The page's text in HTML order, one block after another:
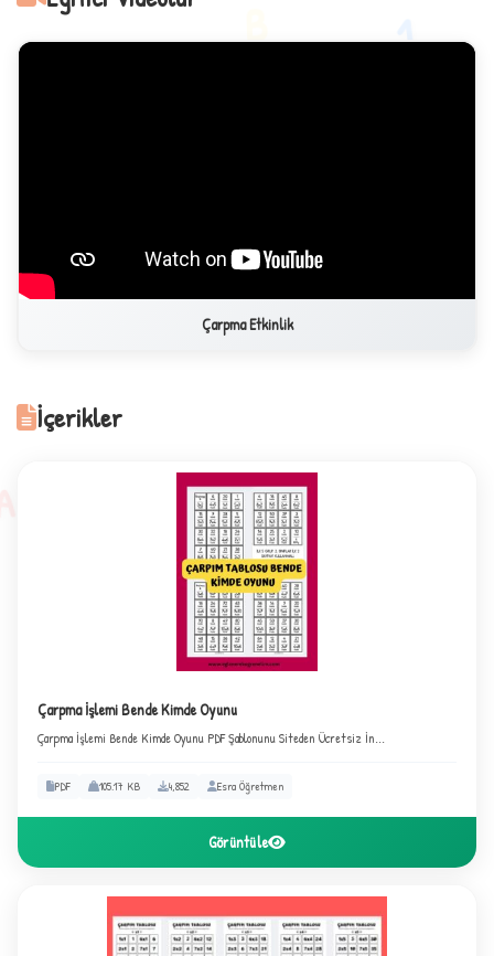
Çarpma Etkinlik
İçerikler
Çarpma İşlemi Bende Kimde Oyunu
Çarpma İşlemi Bende Kimde Oyunu PDF Şablonunu Siteden Ücretsiz İn...
PDF 105.17 KB 4,852 Esra Öğretmen
Görüntüle